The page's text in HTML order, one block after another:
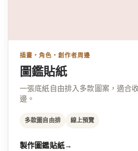
插畫・角色・創作者周邊
圖鑑貼紙
一張底紙自由排入多款圖案，適合
邊。
多款圖自由排 線上預覽
製作圖鑑貼紙→